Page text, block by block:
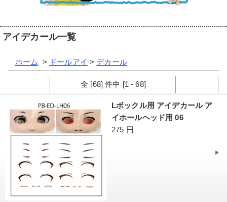
アイデカール一覧
ホーム > ドールアイ > デカール
全 [68] 件中 [1 - 68]
Lボックル用 アイデカール ア
イホールヘッド用 06
275 円